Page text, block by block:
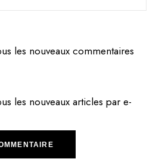
les nouveaux commentaires
les nouveaux articles par e-